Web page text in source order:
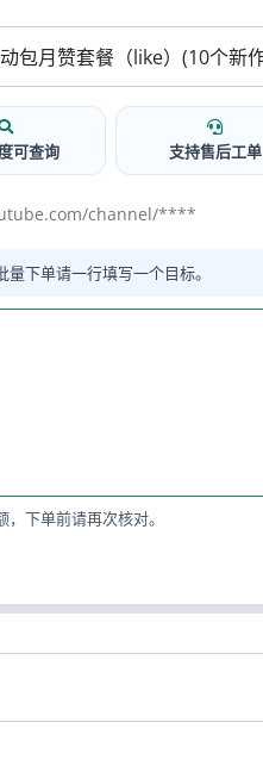
可查询 支持售后工单
channel/****
下单请一行填写一个目标。
下单前请再次核对。